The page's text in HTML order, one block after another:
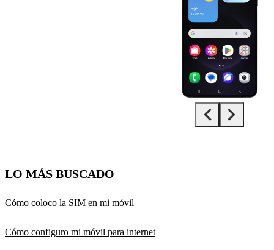
LO MÁS BUSCADO
Cómo coloco la SIM en mi móvil
Cómo configuro mi móvil para internet